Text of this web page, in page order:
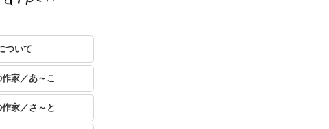
ついて
家／あ～こ
家／さ～と